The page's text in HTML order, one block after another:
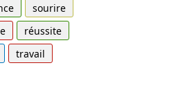
sourire
réussite
travail